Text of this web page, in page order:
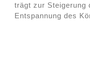
trägt zur Steigerung
Entspannung des